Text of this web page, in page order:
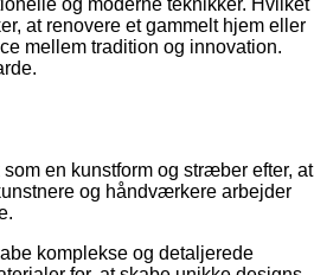
og moderne teknikker. Hvilket
at renovere et gammelt hjem eller
mellem tradition og innovation.
en kunstform og stræber efter, at
og håndværkere arbejder
komplekse og detaljerede